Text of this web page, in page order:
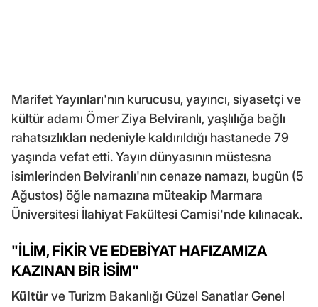
Marifet Yayınları'nın kurucusu, yayıncı, siyasetçi ve
kültür adamı Ömer Ziya Belviranlı, yaşlılığa bağlı
rahatsızlıkları nedeniyle kaldırıldığı hastanede 79
yaşında vefat etti. Yayın dünyasının müstesna
isimlerinden Belviranlı'nın cenaze namazı, bugün (5
Ağustos) öğle namazına müteakip Marmara
Üniversitesi İlahiyat Fakültesi Camisi'nde kılınacak.
"İLİM, FİKİR VE EDEBİYAT HAFIZAMIZA
KAZINAN BİR İSİM"
Kültürve Turizm Bakanlığı Güzel Sanatlar Genel